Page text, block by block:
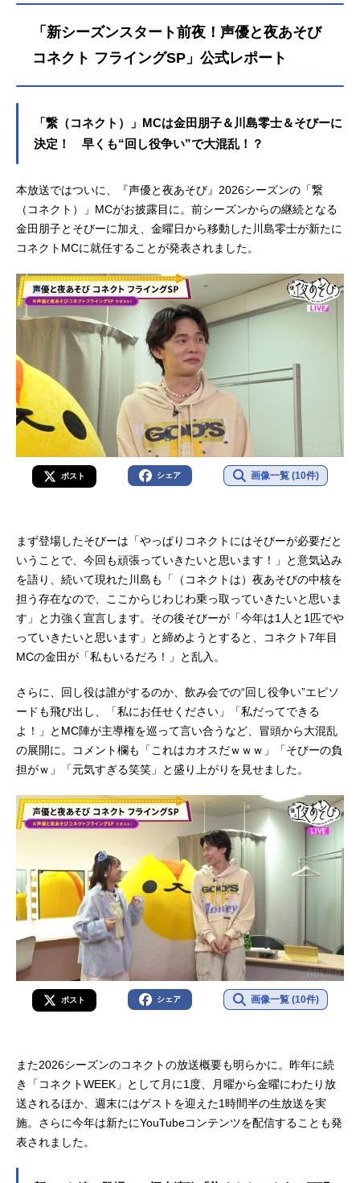
「新シーズンスタート前夜！声優と夜あそび
コネクト フライングSP」公式レポート
「繋（コネクト）」MCは金田朋子＆川島零士＆そびーに
決定！ 早くも“回し役争い”で大混乱！？
本放送ではついに、『声優と夜あそび』2026シーズンの「繋
（コネクト）」MCがお披露目に。前シーズンからの継続となる
金田朋子とそびーに加え、金曜日から移動した川島零士が新たに
コネクトMCに就任することが発表されました。
ポスト シェア 画像一覧 (10件)
まず登場したそびーは「やっぱりコネクトにはそびーが必要だと
いうことで、今回も頑張っていきたいと思います！」と意気込み
を語り、続いて現れた川島も「（コネクトは）夜あそびの中核を
担う存在なので、ここからじわじわ乗っ取っていきたいと思いま
す」と力強く宣言します。その後そびーが「今年は1人と1匹でや
っていきたいと思います」と締めようとすると、コネクト7年目
MCの金田が「私もいるだろ！」と乱入。
さらに、回し役は誰がするのか、飲み会での“回し役争い”エピソ
ードも飛び出し、「私にお任せください」「私だってできる
よ！」とMC陣が主導権を巡って言い合うなど、冒頭から大混乱
の展開に。コメント欄も「これはカオスだｗｗｗ」「そびーの負
担がｗ」「元気すぎる笑笑」と盛り上がりを見せました。
ポスト シェア 画像一覧 (10件)
また2026シーズンのコネクトの放送概要も明らかに。昨年に続
き「コネクトWEEK」として月に1度、月曜から金曜にわたり放
送されるほか、週末にはゲストを迎えた1時間半の生放送を実
施。さらに今年は新たにYouTubeコンテンツを配信することも発
表されました。